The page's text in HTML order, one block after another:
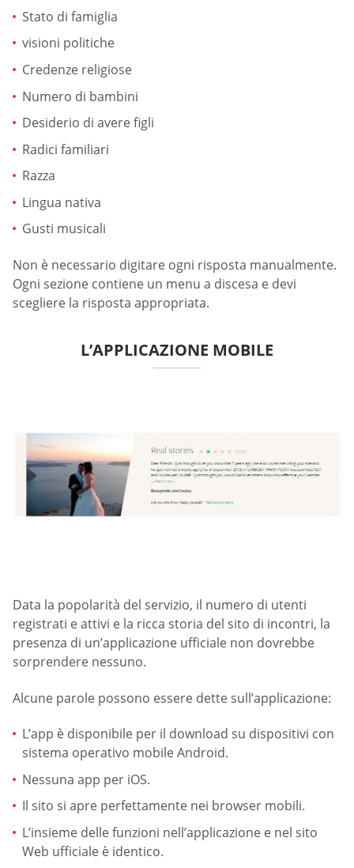
Stato di famiglia
visioni politiche
Credenze religiose
Numero di bambini
Desiderio di avere figli
Radici familiari
Razza
Lingua nativa
Gusti musicali
Non è necessario digitare ogni risposta manualmente.
Ogni sezione contiene un menu a discesa e devi
scegliere la risposta appropriata.
L’APPLICAZIONE MOBILE
Data la popolarità del servizio, il numero di utenti
registrati e attivi e la ricca storia del sito di incontri, la
presenza di un’applicazione ufficiale non dovrebbe
sorprendere nessuno.
Alcune parole possono essere dette sull’applicazione:
L’app è disponibile per il download su dispositivi con
sistema operativo mobile Android.
Nessuna app per iOS.
Il sito si apre perfettamente nei browser mobili.
L’insieme delle funzioni nell’applicazione e nel sito
Web ufficiale è identico.